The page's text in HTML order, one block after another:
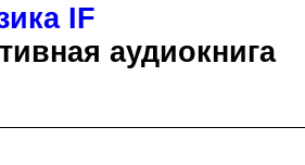
IF
аудиокнига